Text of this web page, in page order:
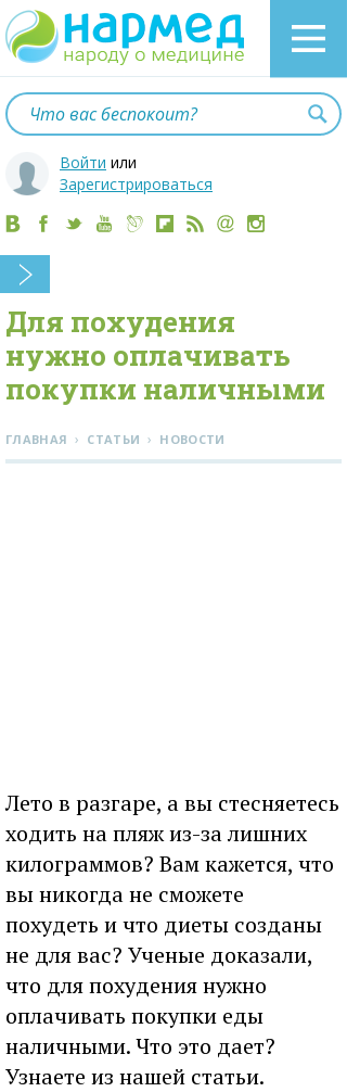
Войти или
Зарегистрироваться
Для похудения
нужно оплачивать
покупки наличными
ГЛАВНАЯ › СТАТЬИ › НОВОСТИ
Лето в разгаре, а вы стесняетесь
ходить на пляж из-за лишних
килограммов? Вам кажется, что
вы никогда не сможете
похудеть и что диеты созданы
не для вас? Ученые доказали,
что для похудения нужно
оплачивать покупки еды
наличными. Что это дает?
Узнаете из нашей статьи.